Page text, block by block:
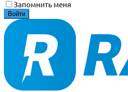
Запомнить меня